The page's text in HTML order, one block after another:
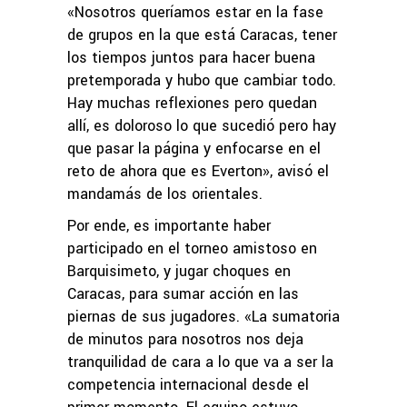
«Nosotros queríamos estar en la fase
de grupos en la que está Caracas, tener
los tiempos juntos para hacer buena
pretemporada y hubo que cambiar todo.
Hay muchas reflexiones pero quedan
allí, es doloroso lo que sucedió pero hay
que pasar la página y enfocarse en el
reto de ahora que es Everton», avisó el
mandamás de los orientales.
Por ende, es importante haber
participado en el torneo amistoso en
Barquisimeto, y jugar choques en
Caracas, para sumar acción en las
piernas de sus jugadores. «La sumatoria
de minutos para nosotros nos deja
tranquilidad de cara a lo que va a ser la
competencia internacional desde el